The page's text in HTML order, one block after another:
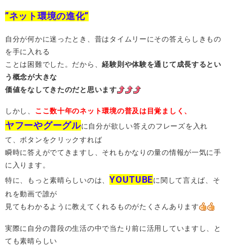
”ネット環境の進化”
自分が何かに迷ったとき、昔はタイムリーにその答えらしきもの
を手に入れる
ことは困難でした。だから、経験則や体験を通じて成長するとい
う概念が大きな
価値をなしてきたのだと思います
しかし、 ここ数十年のネット環境の普及は目覚ましく、
ヤフーやグーグルに自分が欲しい答えのフレーズを入れ
て、ボタンをクリックすれば
瞬時に答えがでてきますし、それもかなりの量の情報が一気に手
に入ります。
特に、もっと素晴らしいのは、 YOUTUBEに関して言えば、そ
れを動画で誰が
見てもわかるように教えてくれるものがたくさんあります
実際に自分の普段の生活の中で当たり前に活用していますし、と
ても素晴らしい